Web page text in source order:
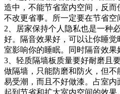
造中，不能节省室内空间，反
不改更省事。所一定要在节省空
2、居家保持个人隐私也是一种
好。隔音效果好，可以让你睡
室影响你的睡眠。同时隔音效果
3、轻质隔墙板质量要好耐磨且
做隔墙，只能防磨和防火，但
易受潮，而且不好做漆。占室
起到节省和扩大室内空间的效